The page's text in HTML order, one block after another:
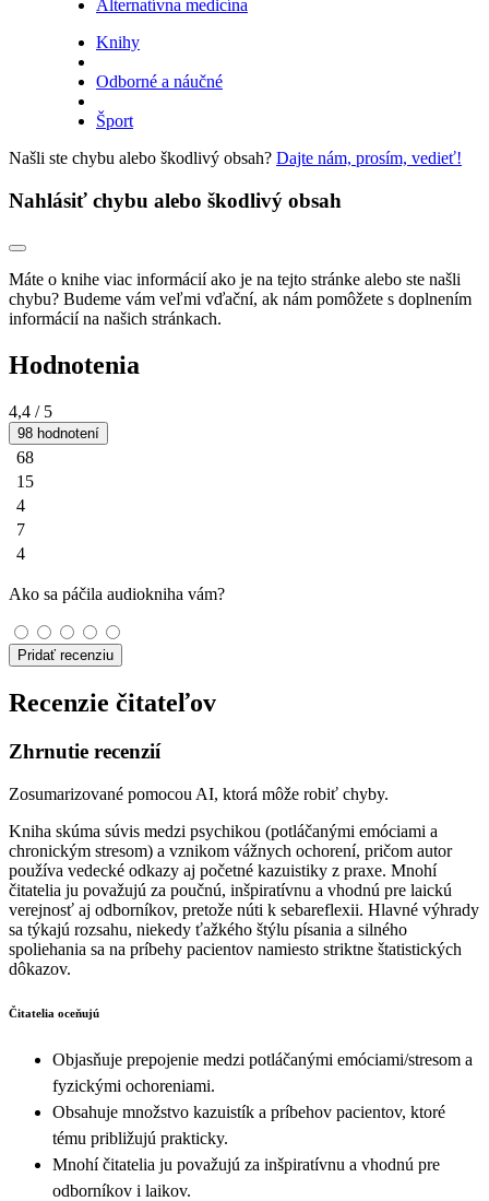
Alternatívna medicína
Knihy
Odborné a náučné
Šport
Našli ste chybu alebo škodlivý obsah? Dajte nám, prosím, vedieť!
Nahlásiť chybu alebo škodlivý obsah
Máte o knihe viac informácií ako je na tejto stránke alebo ste našli
chybu? Budeme vám veľmi vďační, ak nám pomôžete s doplnením
informácií na našich stránkach.
Hodnotenia
4,4 / 5
98 hodnotení
68
15
4
7
4
Ako sa páčila audiokniha vám?
Pridať recenziu
Recenzie čitateľov
Zhrnutie recenzií
Zosumarizované pomocou AI, ktorá môže robiť chyby.
Kniha skúma súvis medzi psychikou (potláčanými emóciami a
chronickým stresom) a vznikom vážnych ochorení, pričom autor
používa vedecké odkazy aj početné kazuistiky z praxe. Mnohí
čitatelia ju považujú za poučnú, inšpiratívnu a vhodnú pre laickú
verejnosť aj odborníkov, pretože núti k sebareflexii. Hlavné výhrady
sa týkajú rozsahu, niekedy ťažkého štýlu písania a silného
spoliehania sa na príbehy pacientov namiesto striktne štatistických
dôkazov.
Čitatelia oceňujú
Objasňuje prepojenie medzi potláčanými emóciami/stresom a
fyzickými ochoreniami.
Obsahuje množstvo kazuistík a príbehov pacientov, ktoré
tému približujú prakticky.
Mnohí čitatelia ju považujú za inšpiratívnu a vhodnú pre
odborníkov i laikov.